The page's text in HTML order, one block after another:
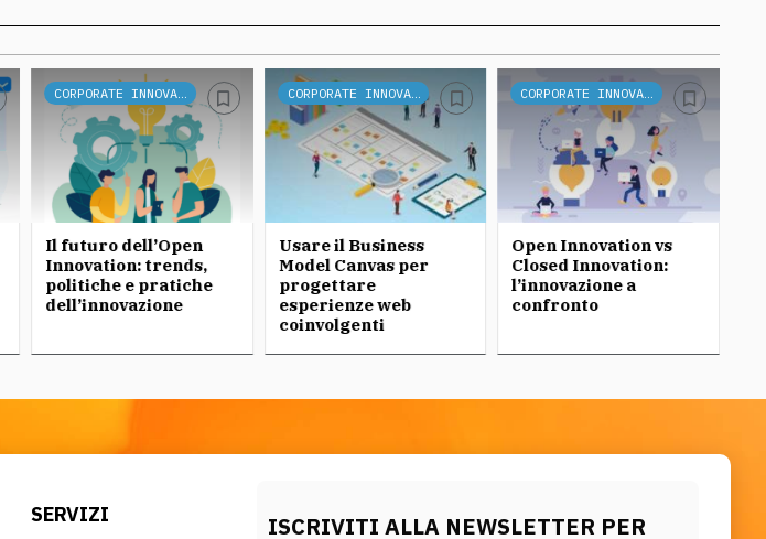
CORPORATE INNOVATION
Il futuro dell’Open
Innovation: trends,
politiche e pratiche
dell’innovazione
CORPORATE INNOVATION
Usare il Business
Model Canvas per
progettare
esperienze web
coinvolgenti
CORPORATE INNOVATION
Open Innovation vs
Closed Innovation:
l’innovazione a
confronto
SERVIZI
ISCRIVITI ALLA NEWSLETTER PER